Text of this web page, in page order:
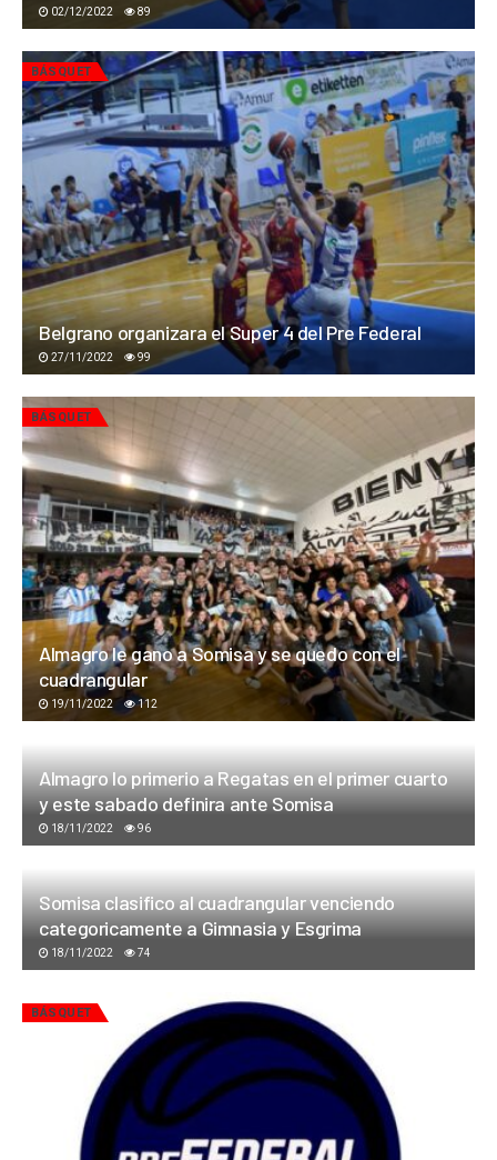
02/12/2022 89
BÁSQUET
Belgrano organizara el Super 4 del Pre Federal
27/11/2022 99
BÁSQUET
Almagro le gano a Somisa y se quedo con el
cuadrangular
19/11/2022 112
Almagro lo primerio a Regatas en el primer cuarto
y este sabado definira ante Somisa
18/11/2022 96
Somisa clasifico al cuadrangular venciendo
categoricamente a Gimnasia y Esgrima
18/11/2022 74
BÁSQUET